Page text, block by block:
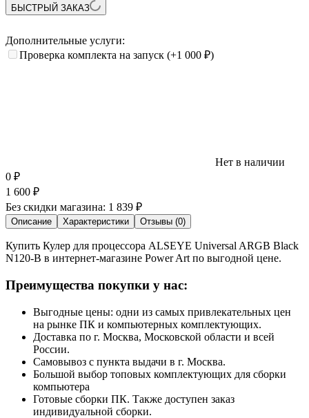
БЫСТРЫЙ ЗАКАЗ
Дополнительные услуги:
Проверка комплекта на запуск (+1 000 ₽)
Нет в наличии
0 ₽
1 600 ₽
Без скидки магазина: 1 839 ₽
Описание Характеристики Отзывы (0)
Купить Кулер для процессора ALSEYE Universal ARGB Black
N120-B в интернет-магазине Power Art по выгодной цене.
Преимущества покупки у нас:
Выгодные цены: одни из самых привлекательных цен
на рынке ПК и компьютерных комплектующих.
Доставка по г. Москва, Московской области и всей
России.
Самовывоз с пункта выдачи в г. Москва.
Большой выбор топовых комплектующих для сборки
компьютера
Готовые сборки ПК. Также доступен заказ
индивидуальной сборки.